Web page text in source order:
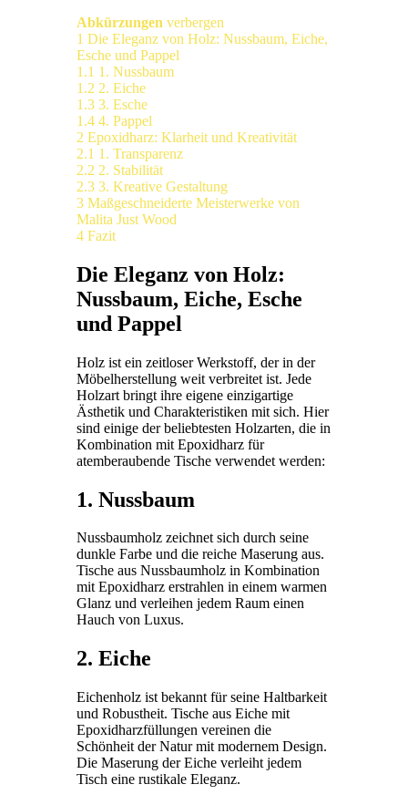
Abkürzungen verbergen
1 Die Eleganz von Holz: Nussbaum, Eiche,
Esche und Pappel
1.1 1. Nussbaum
1.2 2. Eiche
1.3 3. Esche
1.4 4. Pappel
2 Epoxidharz: Klarheit und Kreativität
2.1 1. Transparenz
2.2 2. Stabilität
2.3 3. Kreative Gestaltung
3 Maßgeschneiderte Meisterwerke von
Malita Just Wood
4 Fazit
Die Eleganz von Holz:
Nussbaum, Eiche, Esche
und Pappel
Holz ist ein zeitloser Werkstoff, der in der
Möbelherstellung weit verbreitet ist. Jede
Holzart bringt ihre eigene einzigartige
Ästhetik und Charakteristiken mit sich. Hier
sind einige der beliebtesten Holzarten, die in
Kombination mit Epoxidharz für
atemberaubende Tische verwendet werden:
1. Nussbaum
Nussbaumholz zeichnet sich durch seine
dunkle Farbe und die reiche Maserung aus.
Tische aus Nussbaumholz in Kombination
mit Epoxidharz erstrahlen in einem warmen
Glanz und verleihen jedem Raum einen
Hauch von Luxus.
2. Eiche
Eichenholz ist bekannt für seine Haltbarkeit
und Robustheit. Tische aus Eiche mit
Epoxidharzfüllungen vereinen die
Schönheit der Natur mit modernem Design.
Die Maserung der Eiche verleiht jedem
Tisch eine rustikale Eleganz.